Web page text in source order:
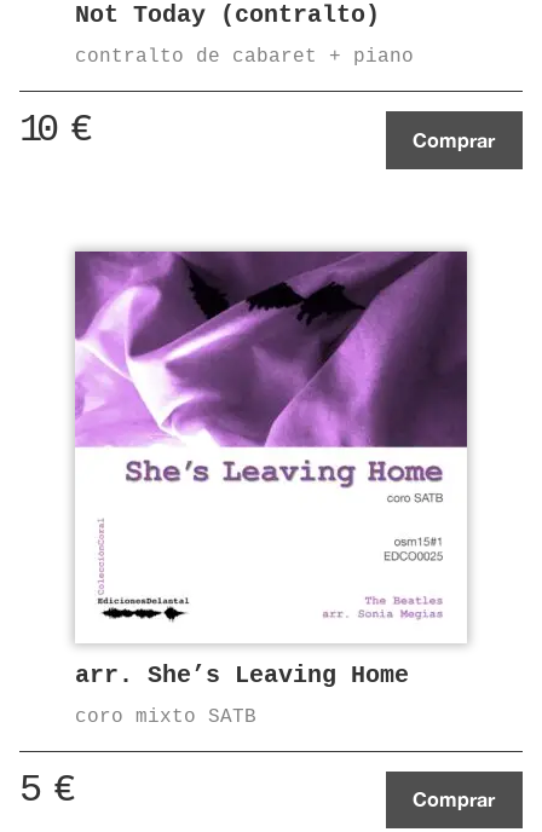
Not Today (contralto)
contralto de cabaret + piano
10 € Comprar
arr. She’s Leaving Home
coro mixto SATB
5 € Comprar